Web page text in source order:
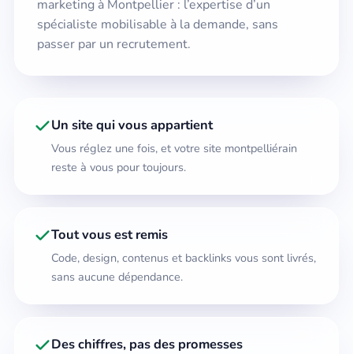
marketing à Montpellier : l’expertise d’un
spécialiste mobilisable à la demande, sans
passer par un recrutement.
Un site qui vous appartient
Vous réglez une fois, et votre site montpelliérain
reste à vous pour toujours.
Tout vous est remis
Code, design, contenus et backlinks vous sont livrés,
sans aucune dépendance.
Des chiffres, pas des promesses